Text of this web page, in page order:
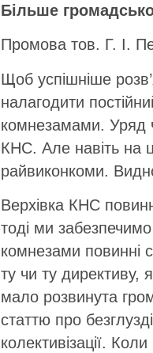
Більше
Промова тов. Г. І.
Щоб успішніше
налагодити
комнезамами. Уряд
КНС. Але навіть на
райвиконкоми.
Верхівка КНС
тоді ми
комнезами повинні
ту чи ту директиву,
мало розвинута
статтю про
колективізації.